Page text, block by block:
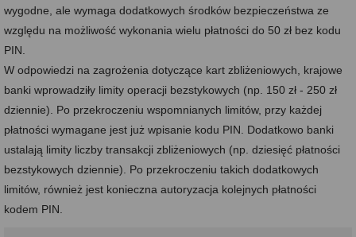
wygodne, ale wymaga dodatkowych środków bezpieczeństwa ze
względu na możliwość wykonania wielu płatności do 50 zł bez kodu
PIN.
W odpowiedzi na zagrożenia dotyczące kart zbliżeniowych, krajowe
banki wprowadziły limity operacji bezstykowych (np. 150 zł - 250 zł
dziennie). Po przekroczeniu wspomnianych limitów, przy każdej
płatności wymagane jest już wpisanie kodu PIN. Dodatkowo banki
ustalają limity liczby transakcji zbliżeniowych (np. dziesięć płatności
bezstykowych dziennie). Po przekroczeniu takich dodatkowych
limitów, również jest konieczna autoryzacja kolejnych płatności
kodem PIN.